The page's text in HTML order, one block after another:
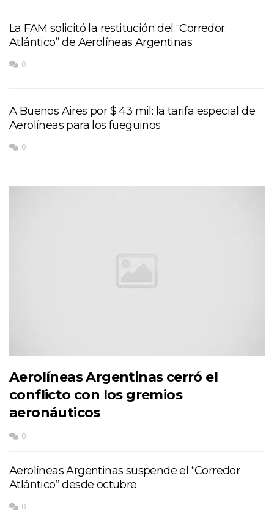
La FAM solicitó la restitución del “Corredor
Atlántico” de Aerolíneas Argentinas
0
A Buenos Aires por $ 43 mil: la tarifa especial de
Aerolíneas para los fueguinos
0
Aerolíneas Argentinas cerró el
conflicto con los gremios
aeronáuticos
0
Aerolíneas Argentinas suspende el “Corredor
Atlántico” desde octubre
0